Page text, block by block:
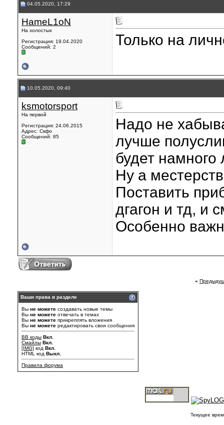
04.05.2020, 17:29
HameL1oN
На холостых
Регистрация: 19.04.2020
Сообщений: 2
Только на
10.05.2020, 09:40
ksmotorsport
На первой
Регистрация: 24.06.2015
Адрес: Скфо
Сообщений: 85
Надо не
лучше
будет намного
Ну а
Поставить
дгагон и тд, и
Особенно
«
Ваши права в разделе
Вы не можете создавать новые темы
Вы не можете отвечать в темах
Вы не можете прикреплять вложения
Вы не можете редактировать свои сообщения
BB коды Вкл.
Смайлы Вкл.
[IMG] код Вкл.
HTML код Выкл.
Правила форума
Текущее